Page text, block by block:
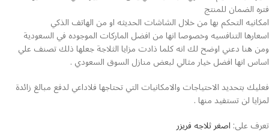
فتره الضمان للمنتج
امكانيه التحكم بها من خلال الشاشات الحديثه او من الهاتف الذكي
اسعارها التنافسيه وخصوصا انها من افضل الماركات الموجوده في السعودية
ومن هنا دعني اوضح لك انه كلما ذادت مزايا الثلاجة جعلها ذلك تصنف علي
اساس انها افضل خيار مثالي لبعض منازل السوق السعودي .
فعليك بتحديد الاحتياجات والامكانيات التي تحتاجها فلاداعي لدفع مبالغ زائدة
لمزايا لن تستفيد منها .
تعرف على: اصغر ثلاجه فريزر